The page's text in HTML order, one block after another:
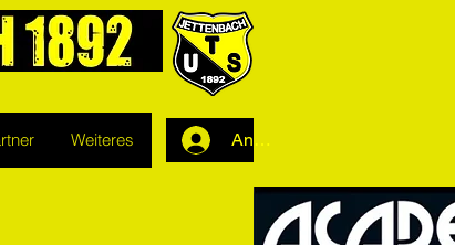
Weiteres Anmelden